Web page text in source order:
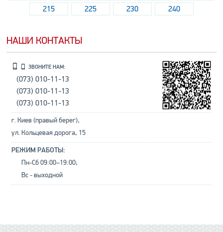
215
225 230 240
НАШИ КОНТАКТЫ
ЗВОНИТЕ НАМ:
(073) 010-11-13
(073) 010-11-13
(073) 010-11-13
г. Киев (правый берег),
ул. Кольцевая дорога, 15
РЕЖИМ РАБОТЫ:
Пн-Сб 09:00–19:00;
Вс - выходной